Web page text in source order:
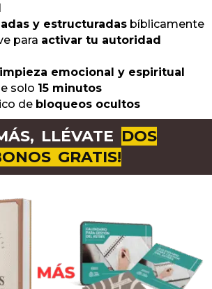
y estructuradas bíblicamente
para activar tu autoridad
emocional y espiritual
solo 15 minutos
de bloqueos ocultos
LLÉVATE DOS
GRATIS!